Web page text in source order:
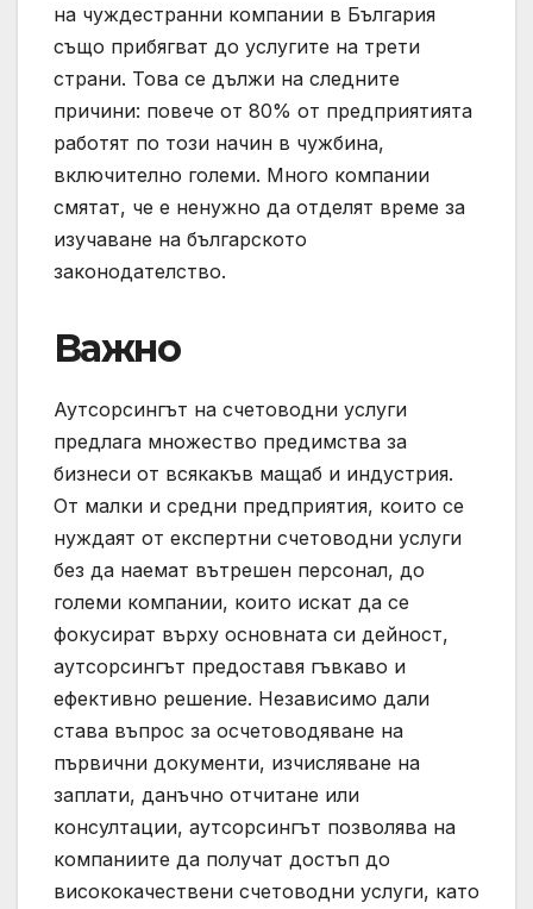
на чуждестранни компании в България
също прибягват до услугите на трети
страни. Това се дължи на следните
причини: повече от 80% от предприятията
работят по този начин в чужбина,
включително големи. Много компании
смятат, че е ненужно да отделят време за
изучаване на българското
законодателство.
Важно
Аутсорсингът на счетоводни услуги
предлага множество предимства за
бизнеси от всякакъв мащаб и индустрия.
От малки и средни предприятия, които се
нуждаят от експертни счетоводни услуги
без да наемат вътрешен персонал, до
големи компании, които искат да се
фокусират върху основната си дейност,
аутсорсингът предоставя гъвкаво и
ефективно решение. Независимо дали
става въпрос за осчетоводяване на
първични документи, изчисляване на
заплати, данъчно отчитане или
консултации, аутсорсингът позволява на
компаниите да получат достъп до
висококачествени счетоводни услуги, като